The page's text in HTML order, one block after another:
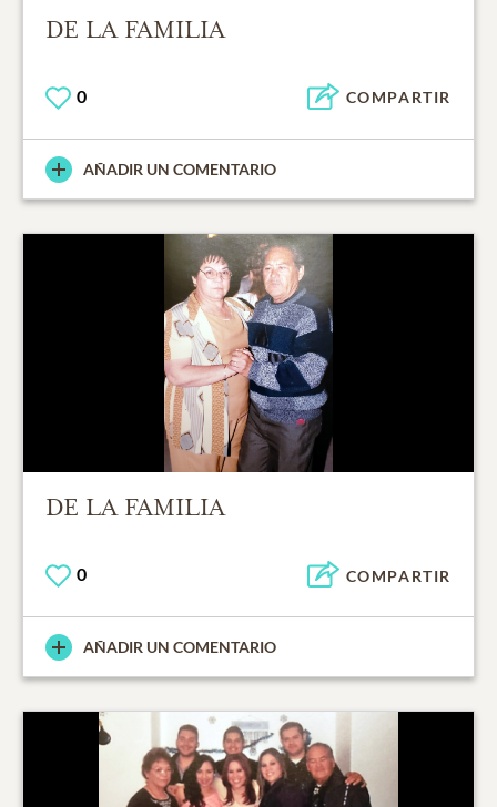
DE LA FAMILIA
0 COMPARTIR
AÑADIR UN COMENTARIO
DE LA FAMILIA
0 COMPARTIR
AÑADIR UN COMENTARIO